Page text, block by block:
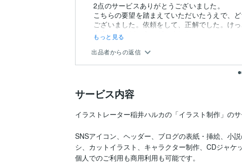
2点のサービスありがとうございました。
こちらの要望を踏まえていただいたうえで、
ございました。依頼をして、正解でした。け
本当にありがとうございました。
また、機会...
もっと見る
出品者からの返信
サービス内容
イラストレーター稲井ハルカの「イラスト制作」のサ
SNSアイコン、ヘッダー、ブログの表紙・挿絵、小
シ、カットイラスト、キャラクター制作、CDジャケ
個人でのご利用も商用利用も可能です。